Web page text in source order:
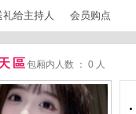
礼给主持人 会员购点
區包厢内人数 ： 0 人